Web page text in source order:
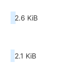
2.6 KiB
2.1 KiB